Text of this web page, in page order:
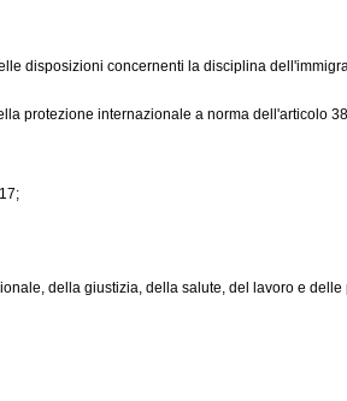
disposizioni concernenti la disciplina
protezione internazionale a norma dell'articolo
della giustizia, della salute, del lavoro e